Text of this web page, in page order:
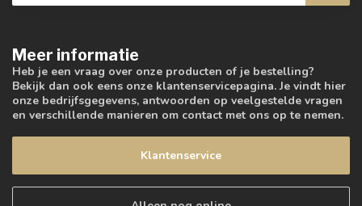
Meer informatie
Heb je een vraag over onze producten of je bestelling?
Bekijk dan ook eens onze klantenservicepagina. Je vindt hier
onze bedrijfsgegevens, antwoorden op veelgestelde vragen
en verschillende manieren om contact met ons op te nemen.
Klantenservice